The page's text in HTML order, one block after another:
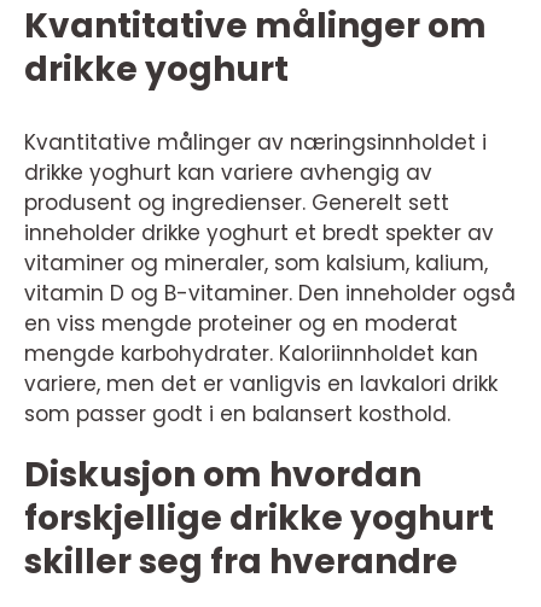
Kvantitative målinger om
drikke yoghurt
Kvantitative målinger av næringsinnholdet i
drikke yoghurt kan variere avhengig av
produsent og ingredienser. Generelt sett
inneholder drikke yoghurt et bredt spekter av
vitaminer og mineraler, som kalsium, kalium,
vitamin D og B-vitaminer. Den inneholder også
en viss mengde proteiner og en moderat
mengde karbohydrater. Kaloriinnholdet kan
variere, men det er vanligvis en lavkalori drikk
som passer godt i en balansert kosthold.
Diskusjon om hvordan
forskjellige drikke yoghurt
skiller seg fra hverandre